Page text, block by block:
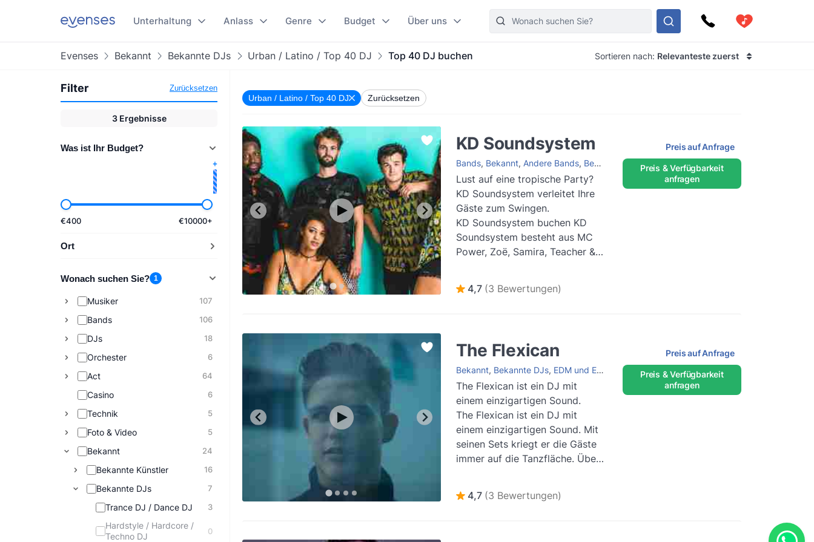
Unterhaltung Anlass Genre Budget Über uns
Evenses Bekannt Bekannte DJs Urban / Latino / Top 40 DJ Top 40 DJ buchen Sortieren nach: Relevanteste zuerst
Filter Zurücksetzen
3 Ergebnisse
Was ist Ihr Budget?
€400 €10000+
Ort
Wonach suchen Sie? 1
Musiker 107
Bands 106
DJs 18
Orchester 6
Act 64
Casino 6
Technik 5
Foto & Video 5
Bekannt 24
Bekannte Künstler 16
Bekannte DJs 7
Trance DJ / Dance DJ 3
Hardstyle / Hardcore /
Techno DJ
0
Urban / Latino / Top 40 DJ Zurücksetzen
KD Soundsystem
Bands, Bekannt, Andere Bands, Bekannte DJs ,Bekannte Künstler ,Bekannte Bands
Lust auf eine tropische Party?
KD Soundsystem verleitet Ihre
Gäste zum Swingen.
KD Soundsystem buchen KD
Soundsystem besteht aus MC
Power, Zoë, Samira, Teacher &
Weiterlesen
4,7 (3 Bewertungen)
Preis auf Anfrage
Preis & Verfügbarkeit
anfragen
The Flexican
Bekannt, Bekannte DJs, EDM und Elektro DJs ,Urban / Latino / Top 40 DJ
The Flexican ist ein DJ mit
einem einzigartigen Sound.
The Flexican ist ein DJ mit
einem einzigartigen Sound. Mit
seinen Sets kriegt er die Gäste
immer auf die Tanzfläche. Über
4,7 (3 Bewertungen)
Preis auf Anfrage
Preis & Verfügbarkeit
anfragen